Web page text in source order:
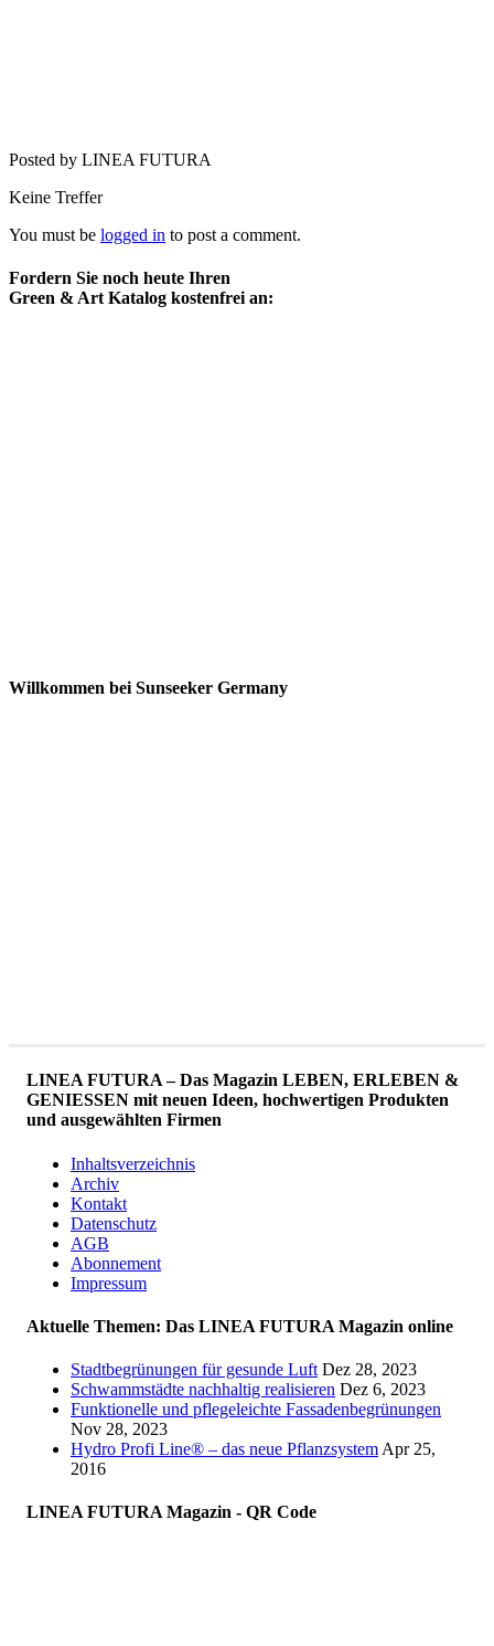
Posted by LINEA FUTURA
Keine Treffer
You must be logged in to post a comment.
Fordern Sie noch heute Ihren
Green & Art Katalog kostenfrei an:
Willkommen bei Sunseeker Germany
LINEA FUTURA – Das Magazin LEBEN, ERLEBEN &
GENIESSEN mit neuen Ideen, hochwertigen Produkten
und ausgewählten Firmen
Inhaltsverzeichnis
Archiv
Kontakt
Datenschutz
AGB
Abonnement
Impressum
Aktuelle Themen: Das LINEA FUTURA Magazin online
Stadtbegrünungen für gesunde Luft Dez 28, 2023
Schwammstädte nachhaltig realisieren Dez 6, 2023
Funktionelle und pflegeleichte Fassadenbegrünungen
Nov 28, 2023
Hydro Profi Line® – das neue Pflanzsystem Apr 25,
2016
LINEA FUTURA Magazin - QR Code